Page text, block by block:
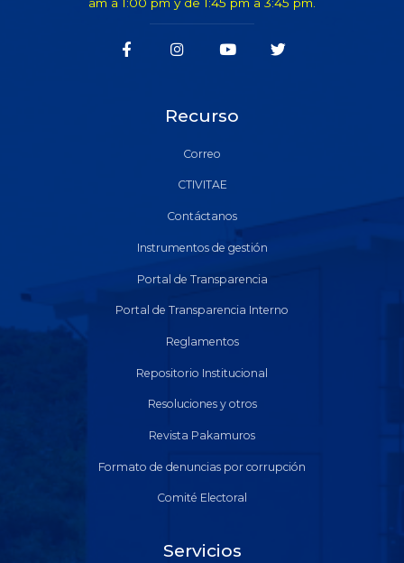
am a 1:00 pm y de 1:45 pm a 3:45 pm.
Recurso
Correo
CTIVITAE
Contáctanos
Instrumentos de gestión
Portal de Transparencia
Portal de Transparencia Interno
Reglamentos
Repositorio Institucional
Resoluciones y otros
Revista Pakamuros
Formato de denuncias por corrupción
Comité Electoral
Servicios